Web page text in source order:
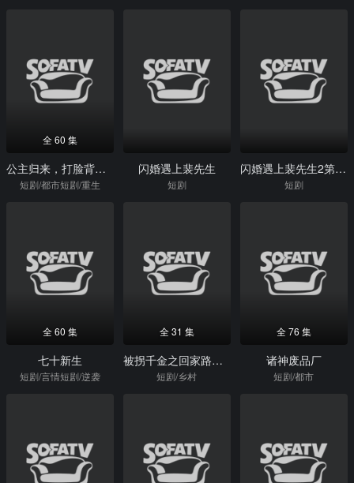
全 60 集
公主归来，打脸背弃我的穷驸马
短剧/都市短剧/重生
闪婚遇上裴先生
短剧
闪婚遇上裴先生2第二季
短剧
全 60 集
七十新生
短剧/言情短剧/逆袭
全 31 集
被拐千金之回家路漫漫
短剧/乡村
全 76 集
诸神废品厂
短剧/都市